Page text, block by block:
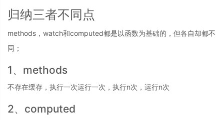
归纳三者不同点
methods，watch和computed都是以函数为基础的，但各自却都不
同；
1、methods
不存在缓存，执行一次运行一次，执行n次，运行n次
2、computed